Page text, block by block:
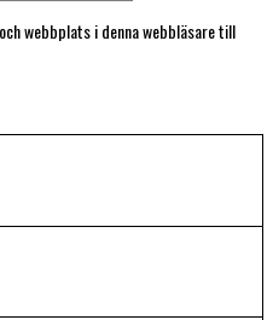
webbplats i denna webbläsare till